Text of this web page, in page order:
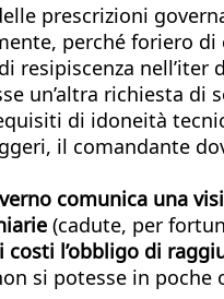
prescrizioni
perché foriero di
resipiscenza nell’iter
un’altra richiesta
di idoneità
il comandante
comunica una
(cadute, per
costi l’obbligo di
si potesse in